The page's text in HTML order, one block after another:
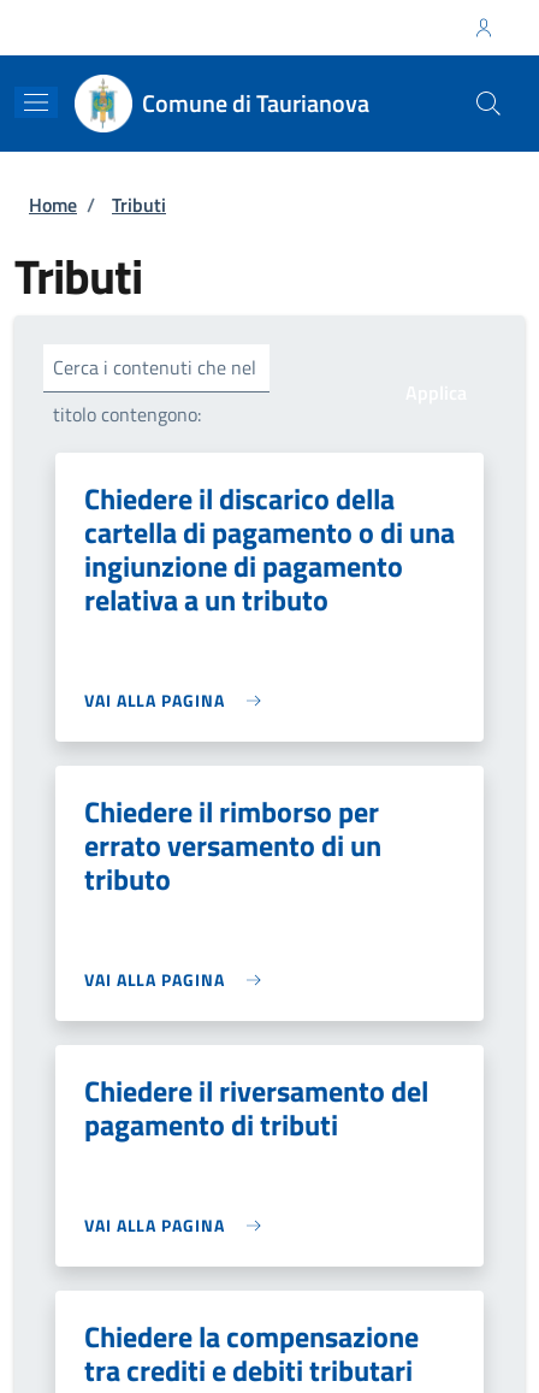
Comune di Taurianova
Briciole di pane
Home / Tributi
Tributi
Cerca i contenuti che nel
titolo contengono:
Chiedere il discarico della
cartella di pagamento o di una
ingiunzione di pagamento
relativa a un tributo
VAI ALLA PAGINA
Chiedere il rimborso per
errato versamento di un
tributo
VAI ALLA PAGINA
Chiedere il riversamento del
pagamento di tributi
VAI ALLA PAGINA
Chiedere la compensazione
tra crediti e debiti tributari